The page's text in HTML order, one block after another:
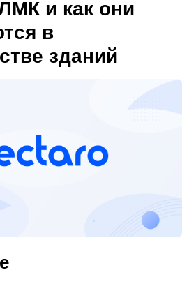
и как они
в
зданий